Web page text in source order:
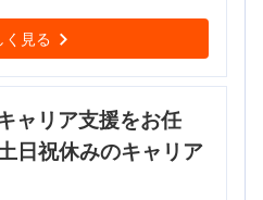
く見る
ャリア支援をお任
日祝休みのキャリア